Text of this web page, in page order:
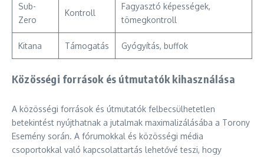
Sub-
Zero
Kontroll
Fagyasztó képességek,
tömegkontroll
Kitana Támogatás Gyógyítás, buffok
Közösségi források és útmutatók kihasználása
A közösségi források és útmutatók felbecsülhetetlen
betekintést nyújthatnak a jutalmak maximalizálásába a Torony
Esemény során. A fórumokkal és közösségi média
csoportokkal való kapcsolattartás lehetővé teszi, hogy